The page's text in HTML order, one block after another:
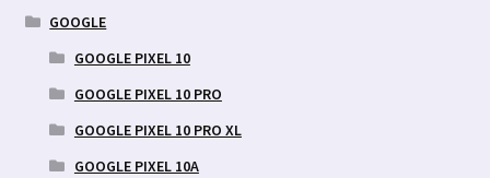
GOOGLE
GOOGLE PIXEL 10
GOOGLE PIXEL 10 PRO
GOOGLE PIXEL 10 PRO XL
GOOGLE PIXEL 10A